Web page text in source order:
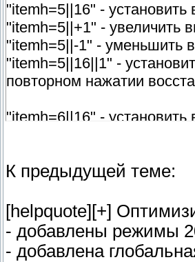
"itemh=5||16" -
"itemh=5||+1" - увеличить
"itemh=5||-1" - уменьшить
"itemh=5||16||1" -
повторном нажатии
"itemh=6||16" -
"itemh=6||16||1" -
К предыдущей теме:
[helpquote][+]
- добавлены режимы
- добавлена